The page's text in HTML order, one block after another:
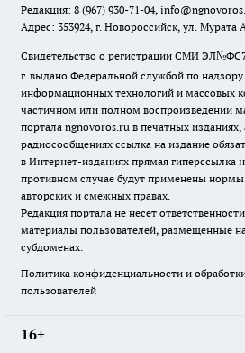
Редакция: 8 (967) 930-71-04,
Адрес: 353924, г. Новороссийск, ул. Мурата
Свидетельство о регистрации СМИ
г. выдано Федеральной службой по надзору
информационных технологий и массовых
частичном или полном воспроизведении
портала ngnovoros.ru в печатных изданиях,
радиосообщениях ссылка на издание
в Интернет-изданиях прямая гиперссылка
противном случае будут применены нормы
авторских и смежных правах.
Редакция портала не несет
материалы пользователей, размещенные
субдоменах.
Политика конфиденциальности и
пользователей
16+